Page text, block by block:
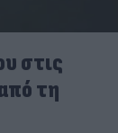
στις
τη